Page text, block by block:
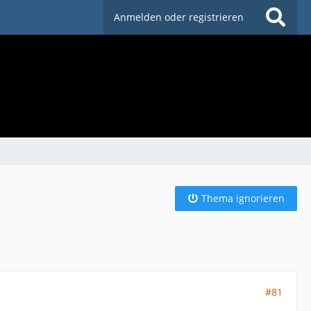
Anmelden oder registrieren
Thema ignorieren
#81